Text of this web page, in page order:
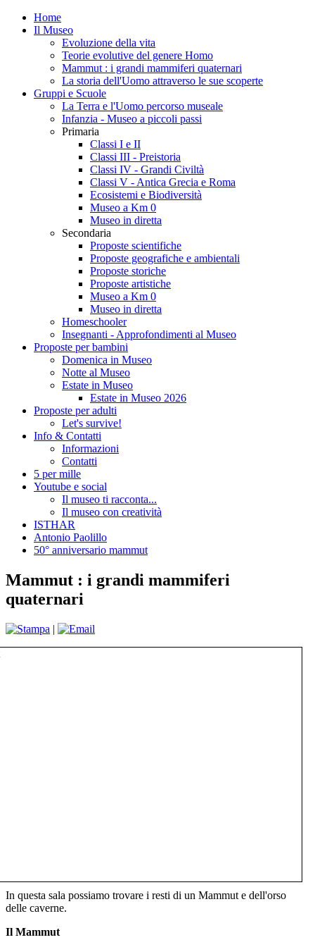
Home
Il Museo
Evoluzione della vita
Teorie evolutive del genere Homo
Mammut : i grandi mammiferi quaternari
La storia dell'Uomo attraverso le sue scoperte
Gruppi e Scuole
La Terra e l'Uomo percorso museale
Infanzia - Museo a piccoli passi
Primaria
Classi I e II
Classi III - Preistoria
Classi IV - Grandi Civiltà
Classi V - Antica Grecia e Roma
Ecosistemi e Biodiversità
Museo a Km 0
Museo in diretta
Secondaria
Proposte scientifiche
Proposte geografiche e ambientali
Proposte storiche
Proposte artistiche
Museo a Km 0
Museo in diretta
Homeschooler
Insegnanti - Approfondimenti al Museo
Proposte per bambini
Domenica in Museo
Notte al Museo
Estate in Museo
Estate in Museo 2026
Proposte per adulti
Let's survive!
Info & Contatti
Informazioni
Contatti
5 per mille
Youtube e social
Il museo ti racconta...
Il museo con creatività
ISTHAR
Antonio Paolillo
50° anniversario mammut
Mammut : i grandi mammiferi
quaternari
|
In questa sala possiamo trovare i resti di un Mammut e dell'orso
delle caverne.
Il Mammut